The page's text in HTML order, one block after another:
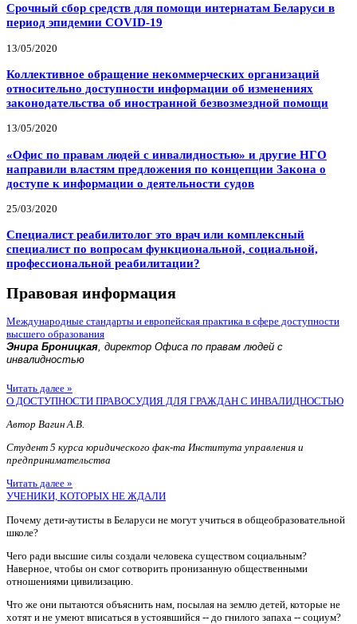
Срочный сбор средств для помощи интернатам Беларуси в
период эпидемии COVID-19
13/05/2020
Коллективное обращение некоммерческих организаций
относительно доступности информации об изменениях
законодательства об иностранной безвозмездной помощи
13/05/2020
«Офис по правам людей с инвалидностью» и другие НГО
направили властям предложения по концепции Закона о
доступе к информации о деятельности судов
25/03/2020
Специалист реабилитолог это врач или комплексный
специалист по вопросам функциональной, социальной,
профессиональной реабилитации?
Правовая информация
Международные стандарты и европейская практика в сфере доступности
высшего образования
Энира Броницкая, директор Офиса по правам людей с
инвалидностью
Читать далее »
О ДОСТУПНОСТИ ПРАВОСУДИЯ ДЛЯ ГРАЖДАН С ИНВАЛИДНОСТЬЮ
Автор Вагин А.В.
Студент 5 курса юридического фак-та Института управления и
предпринимательства
Читать далее »
УЧЕНИКИ, КОТОРЫХ НЕ ЖДАЛИ
Почему дети-аутисты в Беларуси не могут учиться в общеобразовательной
школе?
Чего ради высшие силы создали человека существом социальным?
Наверное, чтобы он смог сотворить пронизанную общественными
отношениями цивилизацию.
Что же они пытаются объяснить нам, посылая на землю детей, которые не
хотят и не умеют вписаться в устоявшийся -- до гнилого запаха -- социум?